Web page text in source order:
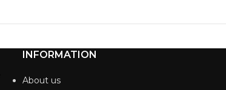
INFORMATION
About us